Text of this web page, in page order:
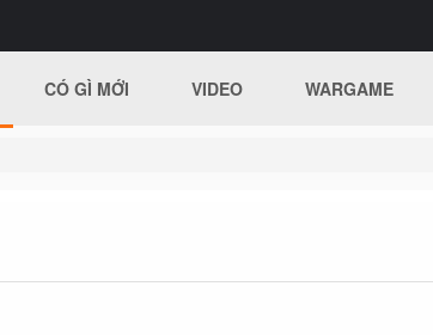
CÓ GÌ MỚI VIDEO WARGAME